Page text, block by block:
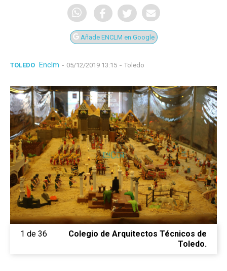
Añade ENCLM en Google
TOLEDO Enclm - 05/12/2019 13:15 - Toledo
1 de 36
Colegio de Arquitectos Técnicos de
Toledo.